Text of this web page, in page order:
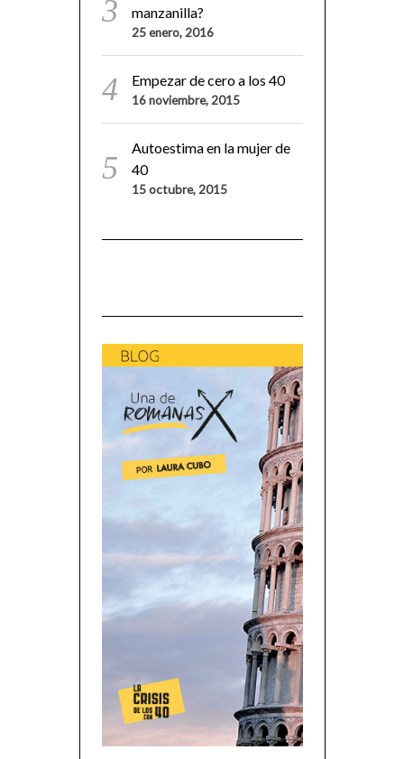
manzanilla?
25 enero, 2016
Empezar de cero a los 40
16 noviembre, 2015
Autoestima en la mujer de
40
15 octubre, 2015